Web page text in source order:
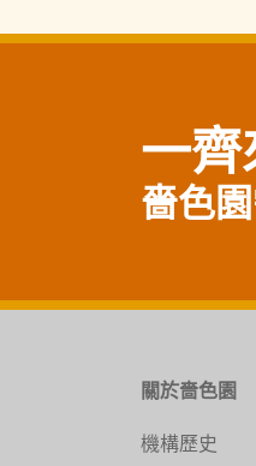
一
嗇色
關於嗇色園
機構歷史